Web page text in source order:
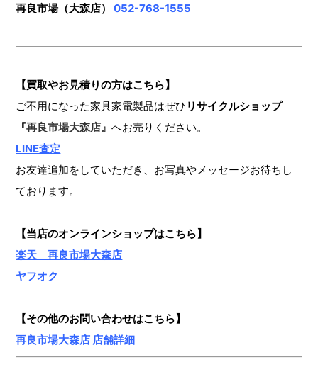
再良市場（大森店）052-768-1555
【買取やお見積りの方はこちら】
ご不用になった家具家電製品はぜひ リサイクルショップ
『再良市場大森店』へお売りください。
LINE査定
お友達追加をしていただき、お写真やメッセージお待ちし
ております。
【当店のオンラインショップはこちら】
楽天 再良市場大森店
ヤフオク
【その他のお問い合わせはこちら】
再良市場大森店 店舗詳細